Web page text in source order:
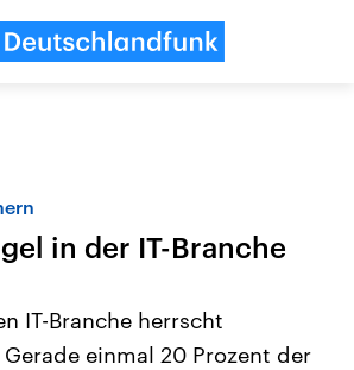
in der IT-Branche
IT-Branche herrscht
einmal 20 Prozent der